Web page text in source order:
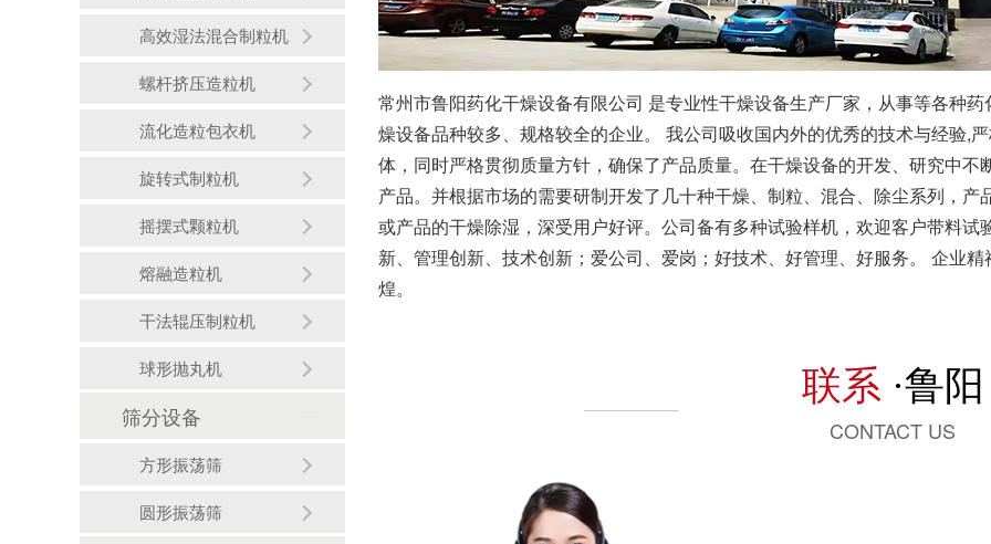
常州市鲁阳药化干燥设备有限公司 是专业性干燥设备生产厂家，从事等各种
燥设备品种较多、规格较全的企业。 我公司吸收国内外的优秀的技术与经验,
体，同时严格贯彻质量方针，确保了产品质量。在干燥设备的开发、研究中
产品。并根据市场的需要研制开发了几十种干燥、制粒、混合、除尘系列，
或产品的干燥除湿，深受用户好评。公司备有多种试验样机，欢迎客户带料试
新、管理创新、技术创新；爱公司、爱岗；好技术、好管理、好服务。 企业
煌。
联系 ·鲁阳
CONTACT US
高效湿法混合制粒机
螺杆挤压造粒机
流化造粒包衣机
旋转式制粒机
摇摆式颗粒机
熔融造粒机
干法辊压制粒机
球形抛丸机
筛分设备
方形振荡筛
圆形振荡筛